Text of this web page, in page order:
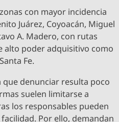
con mayor incidencia
Juárez, Coyoacán, Miguel
A. Madero, con rutas
alto poder adquisitivo como
Fe.
denunciar resulta poco
suelen limitarse a
los responsables pueden
Por ello, demandan